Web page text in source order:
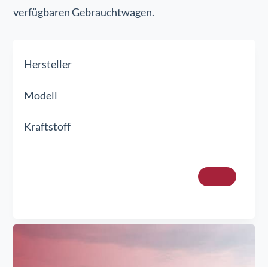
verfügbaren Gebrauchtwagen.
Hersteller
Modell
Kraftstoff